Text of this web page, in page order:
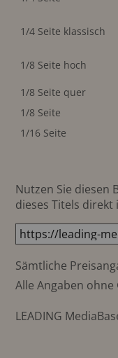
1/4 Seite klassisch
1/8 Seite hoch
1/8 Seite quer
1/8 Seite
1/16 Seite
Nutzen Sie diesen
dieses Titels direkt
Sämtliche
Alle Angaben ohne
LEADING